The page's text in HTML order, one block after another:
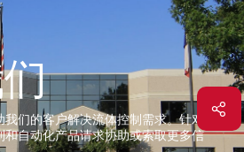
们的客户解决流体控制需求。针对
自动化产品请求协助或索取更多信